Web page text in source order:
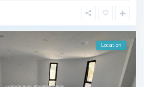
Location